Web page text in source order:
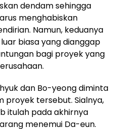
dendam sehingga
menghabiskan
Namun, keduanya
biasa yang dianggap
bagi proyek yang
dan Bo-yeong diminta
proyek tersebut. Sialnya,
itulah pada akhirnya
menemui Da-eun.